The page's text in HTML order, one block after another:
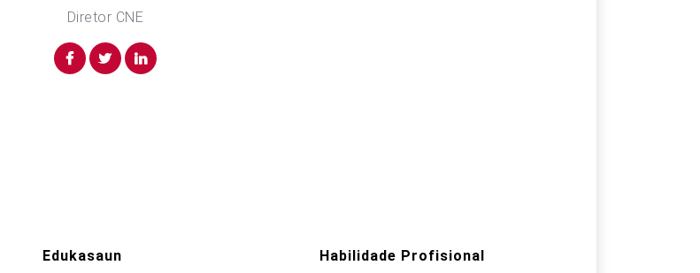
Diretor CNE
Edukasaun Habilidade Profisional